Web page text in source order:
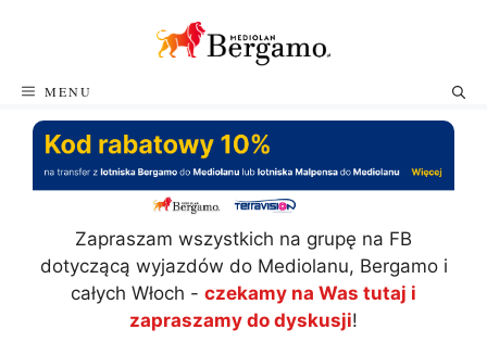
MENU
Zapraszam wszystkich na grupę na FB
dotyczącą wyjazdów do Mediolanu, Bergamo i
całych Włoch - czekamy na Was tutaj i
zapraszamy do dyskusji!